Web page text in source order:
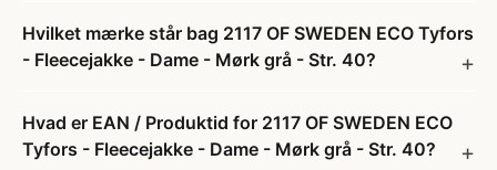
Hvilket mærke står bag 2117 OF SWEDEN ECO Tyfors
- Fleecejakke - Dame - Mørk grå - Str. 40?
Hvad er EAN / Produktid for 2117 OF SWEDEN ECO
Tyfors - Fleecejakke - Dame - Mørk grå - Str. 40?